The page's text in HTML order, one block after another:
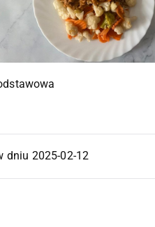
dniu 2025-02-12